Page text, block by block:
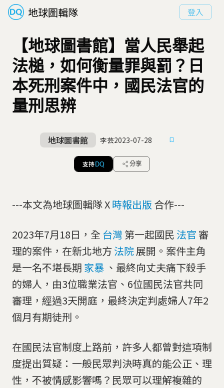
地球圖輯隊 登入
【地球圖書館】當人民舉起
法槌，如何衡量罪與罰？日
本死刑案件中，國民法官的
量刑思辨
地球圖書館 李芸2023-07-28
支持 DQ 分享
---本文為地球圖輯隊 X時報出版 合作---
2023年7月18日，全 台灣 第一起國民 法官 審
理的案件，在新北地方 法院展開。案件主角
是一名不堪長期 家暴 、最終向丈夫痛下殺手
的婦人，由3位職業法官、6位國民法官共同
審理，經過3天開庭，最終決定判處婦人7年2
個月有期徒刑。
在國民法官制度上路前，許多人都曾對這項制
度提出質疑：一般民眾判決時真的能公正、理
性，不被情感影響嗎？民眾可以理解複雜的